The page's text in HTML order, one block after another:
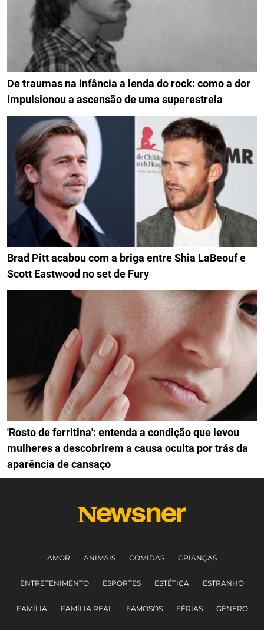
De traumas na infância a lenda do rock: como a dor
impulsionou a ascensão de uma superestrela
Brad Pitt acabou com a briga entre Shia LaBeouf e
Scott Eastwood no set de Fury
'Rosto de ferritina': entenda a condição que levou
mulheres a descobrirem a causa oculta por trás da
aparência de cansaço
AMOR ANIMAIS COMIDAS CRIANÇAS
ENTRETENIMENTO ESPORTES ESTÉTICA ESTRANHO
FAMÍLIA FAMÍLIA REAL FAMOSOS FÉRIAS GÊNERO